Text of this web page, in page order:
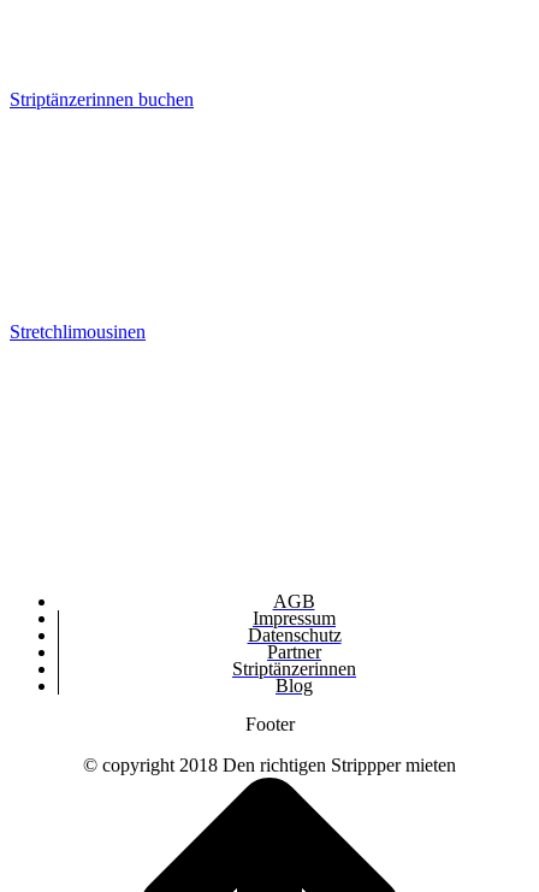
Striptänzerinnen buchen
Stretchlimousinen
AGB
Impressum
Datenschutz
Partner
Striptänzerinnen
Blog
Footer
© copyright 2018 Den richtigen Strippper mieten